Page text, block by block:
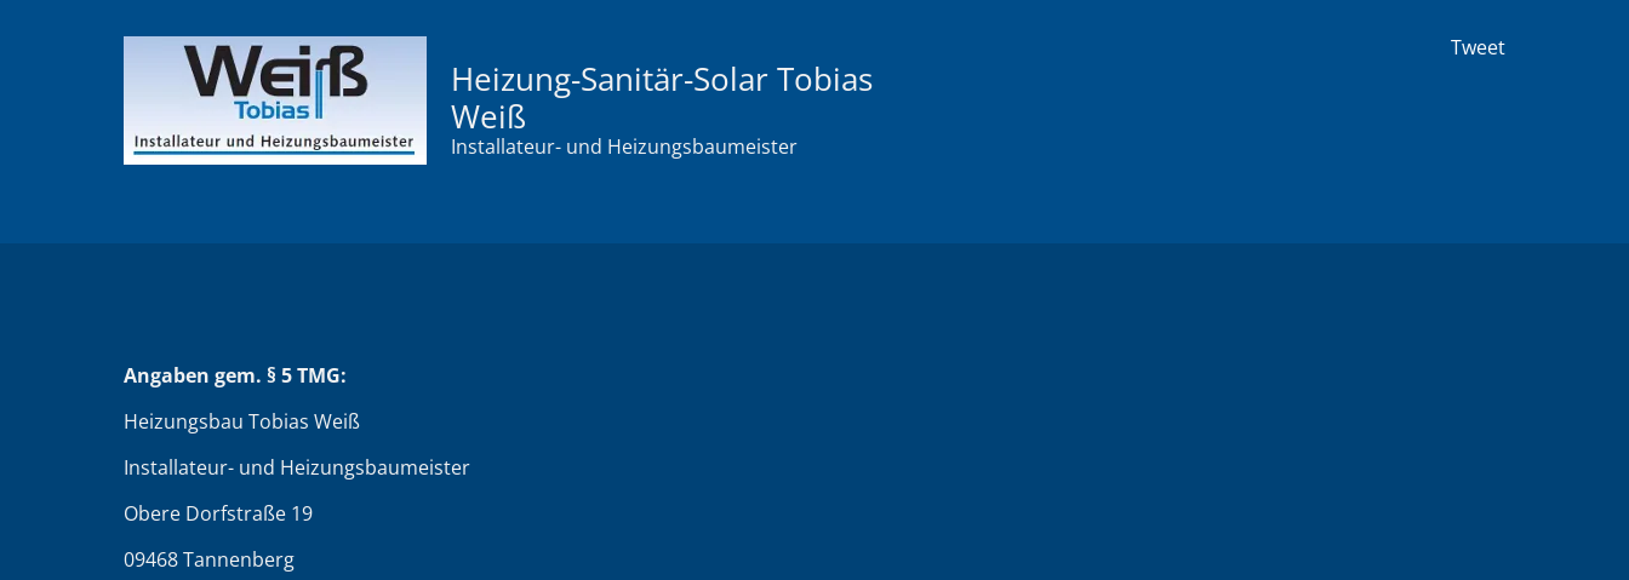
Heizung-Sanitär-Solar Tobias
Weiß
Installateur- und Heizungsbaumeister
Tweet
Angaben gem. § 5 TMG:
Heizungsbau Tobias Weiß
Installateur- und Heizungsbaumeister
Obere Dorfstraße 19
09468 Tannenberg